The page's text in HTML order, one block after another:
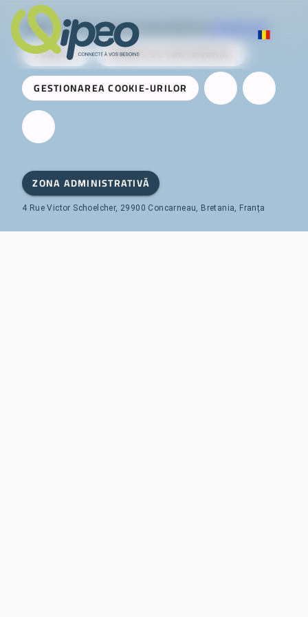
Qipeo © 2025 -O soluție dezvoltată de AireServices
CONTACT
CERERE DE PARTENERIAT
GESTIONAREA COOKIE-URILOR
ZONA ADMINISTRATIVĂ
4 Rue Victor Schoelcher, 29900 Concarneau, Bretania, Franța